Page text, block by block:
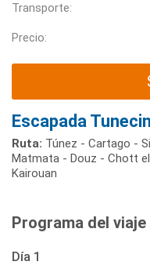
Transporte:
Precio:
Escapada
Ruta: Túnez - Cartago -
Matmata - Douz - Chott
Kairouan
Programa del viaje
Día 1